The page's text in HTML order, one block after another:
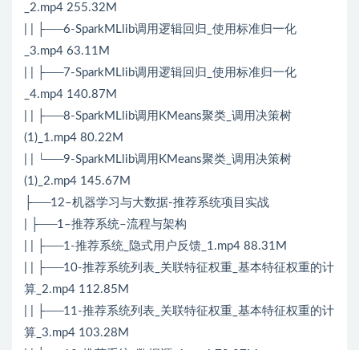
_2.mp4 255.32M
| | ├──6-SparkMLlib调用逻辑回归_使用标准归一化
_3.mp4 63.11M
| | ├──7-SparkMLlib调用逻辑回归_使用标准归一化
_4.mp4 140.87M
| | ├──8-SparkMLlib调用KMeans聚类_调用决策树
(1)_1.mp4 80.22M
| | └──9-SparkMLlib调用KMeans聚类_调用决策树
(1)_2.mp4 145.67M
├──12–机器学习与大数据-推荐系统项目实战
| ├──1–推荐系统–流程与架构
| | ├──1-推荐系统_隐式用户反馈_1.mp4 88.31M
| | ├──10-推荐系统列表_关联特征权重_基本特征权重的计
算_2.mp4 112.85M
| | ├──11-推荐系统列表_关联特征权重_基本特征权重的计
算_3.mp4 103.28M